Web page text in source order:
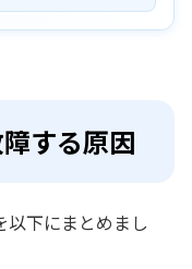
する原因
下にまとめまし